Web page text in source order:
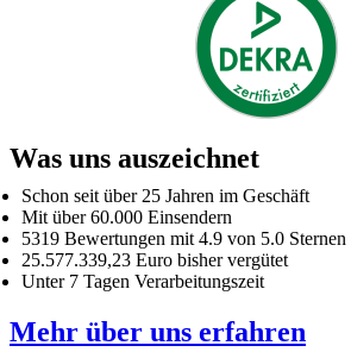
Was uns auszeichnet
Schon seit über 25 Jahren im Geschäft
Mit über 60.000 Einsendern
5319 Bewertungen mit 4.9 von 5.0 Sternen
25.577.339,23 Euro bisher vergütet
Unter 7 Tagen Verarbeitungszeit
Mehr über uns erfahren